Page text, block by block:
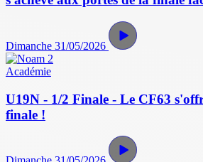
Dimanche 31/05/2026
Académie
U19N - 1/2 Finale - Le CF63
finale !